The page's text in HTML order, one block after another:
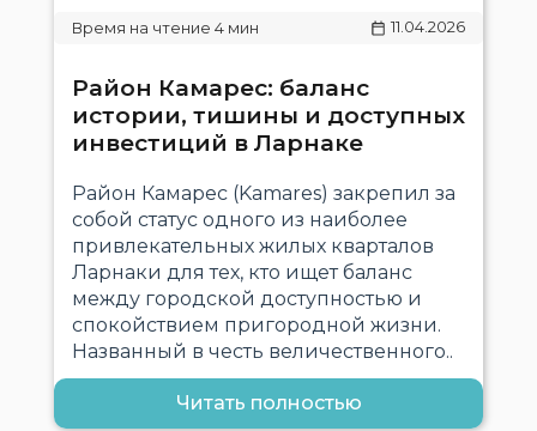
11.04.2026
Район Камарес: баланс
истории, тишины и доступных
инвестиций в Ларнаке
Район Камарес (Kamares) закрепил за
собой статус одного из наиболее
привлекательных жилых кварталов
Ларнаки для тех, кто ищет баланс
между городской доступностью и
спокойствием пригородной жизни.
Названный в честь величественного..
Читать полностью